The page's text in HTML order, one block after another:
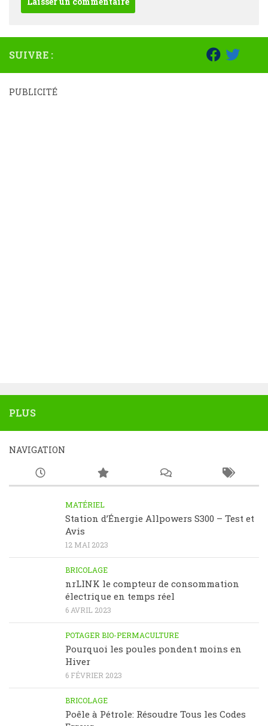
SUIVRE :
PUBLICITÉ
PLUS
NAVIGATION
MATÉRIEL
Station d’Énergie Allpowers S300 – Test et
Avis
12 MAI 2023
BRICOLAGE
nrLINK le compteur de consommation
électrique en temps réel
6 AVRIL 2023
POTAGER BIO-PERMACULTURE
Pourquoi les poules pondent moins en
Hiver
6 FÉVRIER 2023
BRICOLAGE
Poêle à Pétrole: Résoudre Tous les Codes